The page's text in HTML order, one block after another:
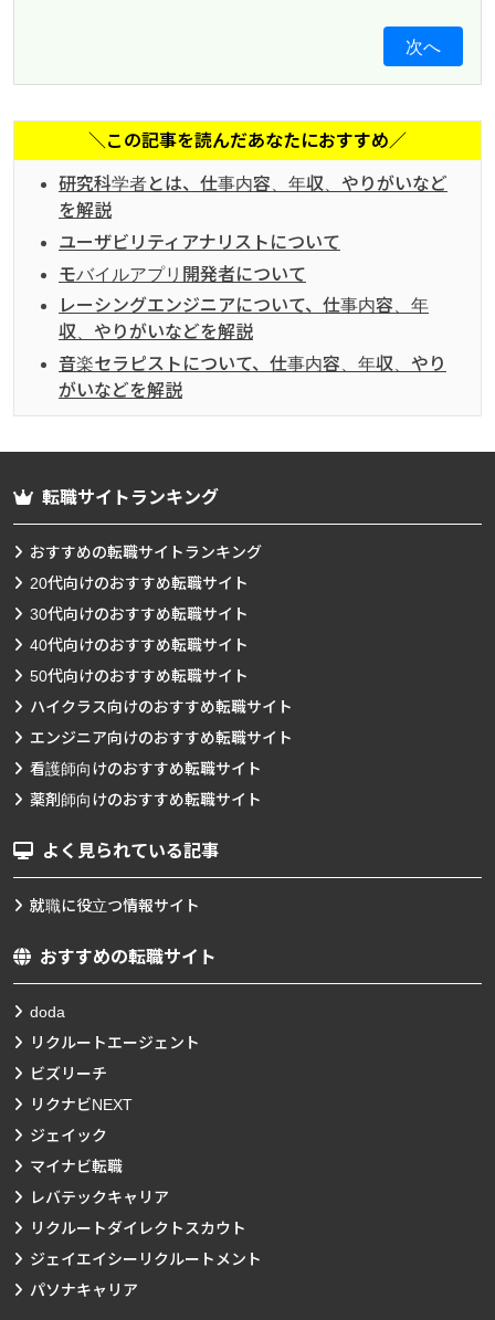
次へ
＼この記事を読んだあなたにおすすめ／
研究科学者とは、仕事内容、年収、やりがいなど
を解説
ユーザビリティアナリストについて
モバイルアプリ開発者について
レーシングエンジニアについて、仕事内容、年
収、やりがいなどを解説
音楽セラピストについて、仕事内容、年収、やり
がいなどを解説
転職サイトランキング
おすすめの転職サイトランキング
20代向けのおすすめ転職サイト
30代向けのおすすめ転職サイト
40代向けのおすすめ転職サイト
50代向けのおすすめ転職サイト
ハイクラス向けのおすすめ転職サイト
エンジニア向けのおすすめ転職サイト
看護師向けのおすすめ転職サイト
薬剤師向けのおすすめ転職サイト
よく見られている記事
就職に役立つ情報サイト
おすすめの転職サイト
doda
リクルートエージェント
ビズリーチ
リクナビNEXT
ジェイック
マイナビ転職
レバテックキャリア
リクルートダイレクトスカウト
ジェイエイシーリクルートメント
パソナキャリア